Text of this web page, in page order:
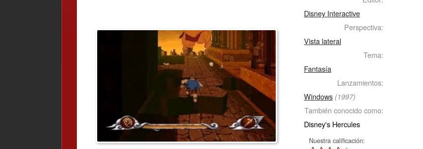
Disney Interactive
Perspectiva:
Vista lateral
Tema:
Fantasía
Lanzamientos:
Windows (1997)
También conocido como:
Disney's Hercules
Nuestra calificación: